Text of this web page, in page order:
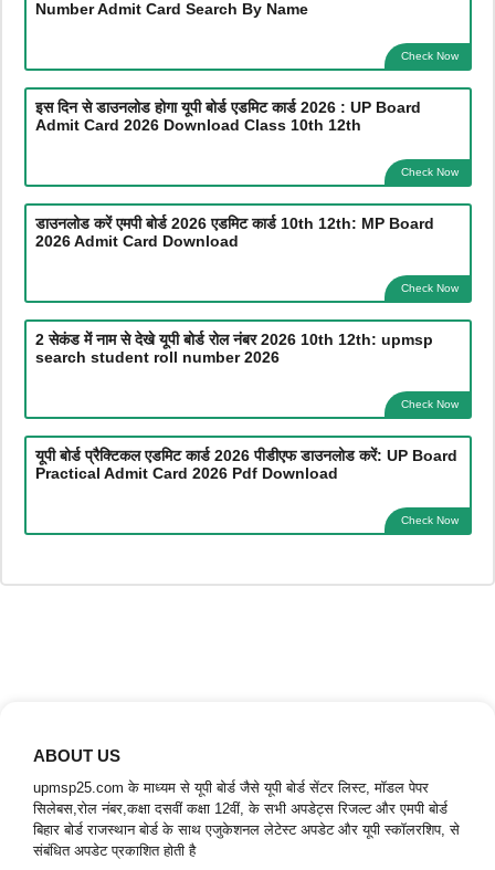
Number Admit Card Search By Name
Check Now
इस दिन से डाउनलोड होगा यूपी बोर्ड एडमिट कार्ड 2026 : UP Board
Admit Card 2026 Download Class 10th 12th
Check Now
डाउनलोड करें एमपी बोर्ड 2026 एडमिट कार्ड 10th 12th: MP Board
2026 Admit Card Download
Check Now
2 सेकंड में नाम से देखे यूपी बोर्ड रोल नंबर 2026 10th 12th: upmsp
search student roll number 2026
Check Now
यूपी बोर्ड प्रैक्टिकल एडमिट कार्ड 2026 पीडीएफ डाउनलोड करें: UP Board
Practical Admit Card 2026 Pdf Download
Check Now
ABOUT US
upmsp25.com के माध्यम से यूपी बोर्ड जैसे यूपी बोर्ड सेंटर लिस्ट, मॉडल पेपर
सिलेबस,रोल नंबर,कक्षा दसवीं कक्षा 12वीं, के सभी अपडेट्स रिजल्ट और एमपी बोर्ड
बिहार बोर्ड राजस्थान बोर्ड के साथ एजुकेशनल लेटेस्ट अपडेट और यूपी स्कॉलरशिप, से
संबंधित अपडेट प्रकाशित होती है